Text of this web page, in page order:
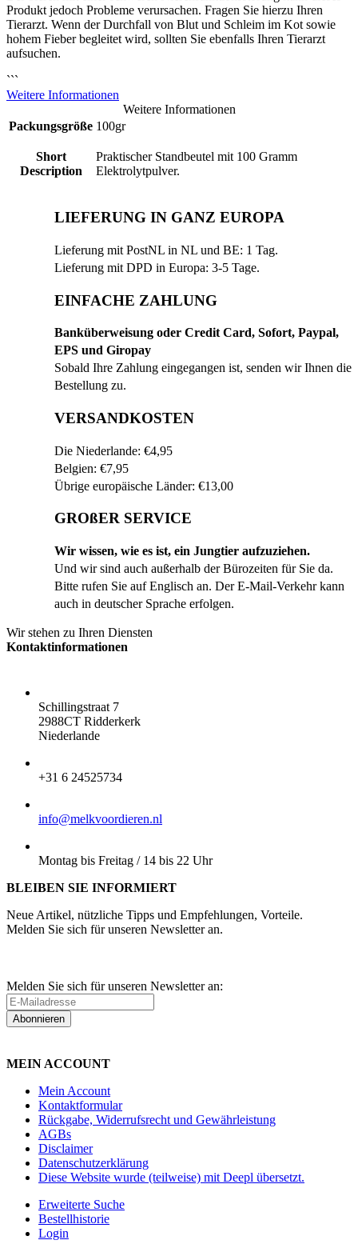
Produkt jedoch Probleme verursachen. Fragen Sie hierzu Ihren
Tierarzt. Wenn der Durchfall von Blut und Schleim im Kot sowie
hohem Fieber begleitet wird, sollten Sie ebenfalls Ihren Tierarzt
aufsuchen.
```
Weitere Informationen
Weitere Informationen
Packungsgröße 100gr
Short
Description
Praktischer Standbeutel mit 100 Gramm
Elektrolytpulver.
LIEFERUNG IN GANZ EUROPA
Lieferung mit PostNL in NL und BE: 1 Tag.
Lieferung mit DPD in Europa: 3-5 Tage.
EINFACHE ZAHLUNG
Banküberweisung oder Credit Card, Sofort, Paypal,
EPS und Giropay
Sobald Ihre Zahlung eingegangen ist, senden wir Ihnen die
Bestellung zu.
VERSANDKOSTEN
Die Niederlande: €4,95
Belgien: €7,95
Übrige europäische Länder: €13,00
GROßER SERVICE
Wir wissen, wie es ist, ein Jungtier aufzuziehen.
Und wir sind auch außerhalb der Bürozeiten für Sie da.
Bitte rufen Sie auf Englisch an. Der E-Mail-Verkehr kann
auch in deutscher Sprache erfolgen.
Wir stehen zu Ihren Diensten
Kontaktinformationen
Schillingstraat 7
2988CT Ridderkerk
Niederlande
+31 6 24525734
info@melkvoordieren.nl
Montag bis Freitag / 14 bis 22 Uhr
BLEIBEN SIE INFORMIERT
Neue Artikel, nützliche Tipps und Empfehlungen, Vorteile.
Melden Sie sich für unseren Newsletter an.
Melden Sie sich für unseren Newsletter an:
Abonnieren
MEIN ACCOUNT
Mein Account
Kontaktformular
Rückgabe, Widerrufsrecht und Gewährleistung
AGBs
Disclaimer
Datenschutzerklärung
Diese Website wurde (teilweise) mit Deepl übersetzt.
Erweiterte Suche
Bestellhistorie
Login